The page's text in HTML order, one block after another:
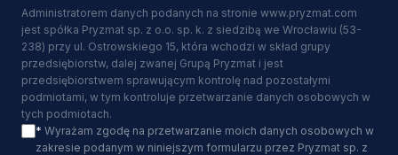
Administratorem danych podanych na stronie www.pryzmat.com
jest spółka Pryzmat sp. z o.o. sp. k. z siedzibą we Wrocławiu (53-
238) przy ul. Ostrowskiego 15, która wchodzi w skład grupy
przedsiębiorstw, dalej zwanej Grupą Pryzmat i jest
przedsiębiorstwem sprawującym kontrolę nad pozostałymi
podmiotami, w tym kontroluje przetwarzanie danych osobowych w
tych podmiotach.
* Wyrażam zgodę na przetwarzanie moich danych osobowych w
zakresie podanym w niniejszym formularzu przez Pryzmat sp. z